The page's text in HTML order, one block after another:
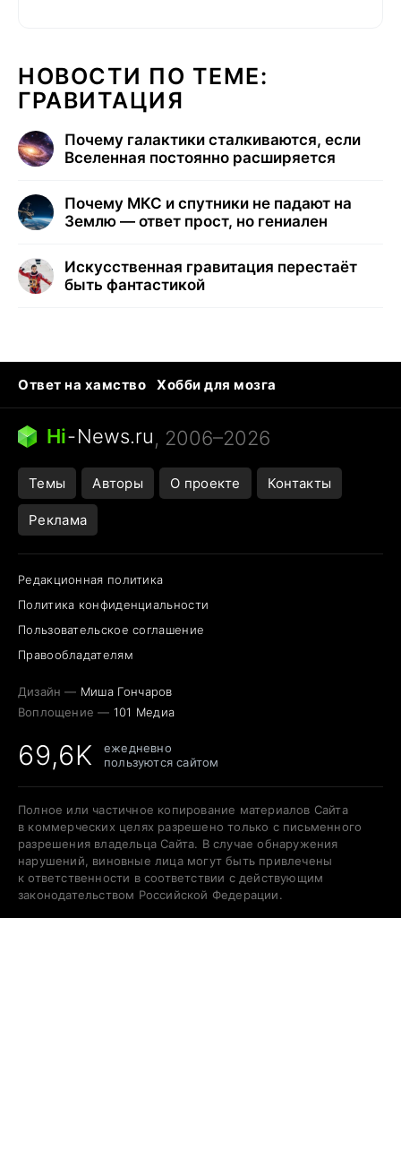
НОВОСТИ ПО ТЕМЕ:
ГРАВИТАЦИЯ
Почему галактики сталкиваются, если
Вселенная постоянно расширяется
Почему МКС и спутники не падают на
Землю — ответ прост, но гениален
Искусственная гравитация перестаёт
быть фантастикой
Ответ на хамство
Хобби для мозга
Бензин 100 vs 95
Тунцы в океанариуме
Следующая пандемия
Hi-News.ru, 2006–2026
Темы Авторы О проекте Контакты
Реклама
Редакционная политика
Политика конфиденциальности
Пользовательское соглашение
Правообладателям
Дизайн — Миша Гончаров
Воплощение — 101 Медиа
69,6K
ежедневно
пользуются сайтом
Полное или частичное копирование материалов Сайта
в коммерческих целях разрешено только с письменного
разрешения владельца Сайта. В случае обнаружения
нарушений, виновные лица могут быть привлечены
к ответственности в соответствии с действующим
законодательством Российской Федерации.